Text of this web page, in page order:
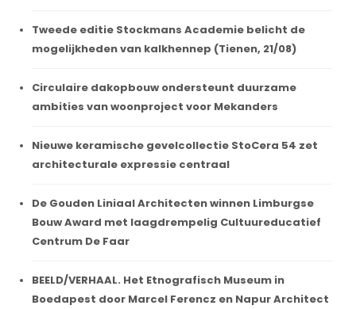
Tweede editie Stockmans Academie belicht de
mogelijkheden van kalkhennep (Tienen, 21/08)
Circulaire dakopbouw ondersteunt duurzame
ambities van woonproject voor Mekanders
Nieuwe keramische gevelcollectie StoCera 54 zet
architecturale expressie centraal
De Gouden Liniaal Architecten winnen Limburgse
Bouw Award met laagdrempelig Cultuureducatief
Centrum De Faar
BEELD/VERHAAL. Het Etnografisch Museum in
Boedapest door Marcel Ferencz en Napur Architect